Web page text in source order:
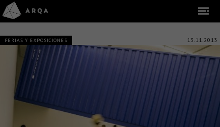
FERIAS Y EXPOSICIONES 13.11.2013